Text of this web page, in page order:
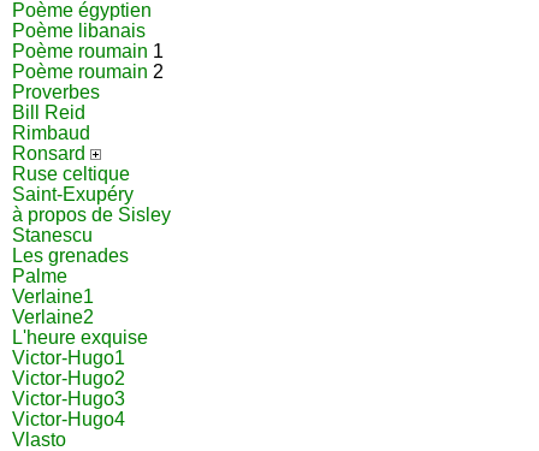
Poème égyptien
Poème libanais
Poème roumain 1
Poème roumain 2
Proverbes
Bill Reid
Rimbaud
Ronsard
Ruse celtique
Saint-Exupéry
à propos de Sisley
Stanescu
Les grenades
Palme
Verlaine1
Verlaine2
L'heure exquise
Victor-Hugo1
Victor-Hugo2
Victor-Hugo3
Victor-Hugo4
Vlasto